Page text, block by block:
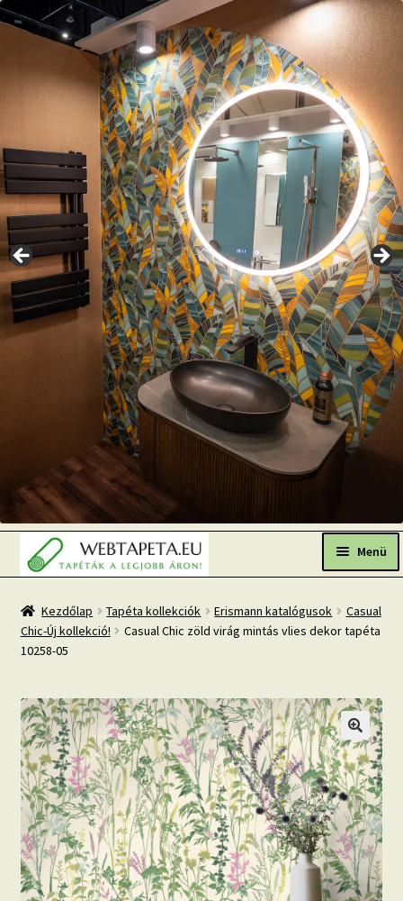
Ugrás
a
navigációhoz
Kilépés
a
tartalomba Menü
Népszerű tapéták
Tapéta BLOG
Mi az a fotótapéta?
Tapétázási tanácsok
Beton hatású tapéták
Kapcsolat
Kezdőlap Tapéta kollekciók Erismann katalógusok
Casual
Chic-Új kollekció!
Casual Chic zöld virág mintás vlies dekor tapéta
10258-05